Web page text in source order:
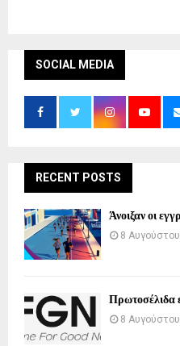
SOCIAL MEDIA
RECENT POSTS
Άνοιξαν οι
8
Πρωτοσέλιδα
8